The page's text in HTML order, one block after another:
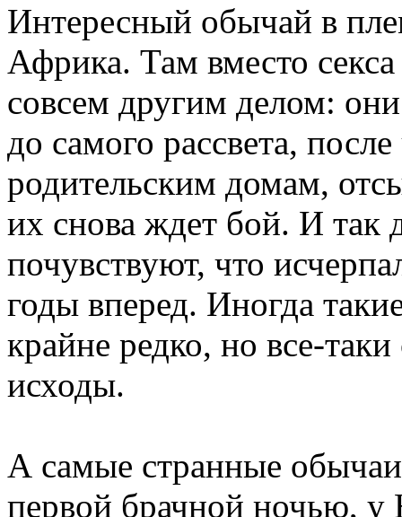
Интересный обычай в
Африка. Там вместо
совсем другим делом:
до самого рассвета,
родительским домам,
их снова ждет бой. И так
почувствуют, что
годы вперед. Иногда
крайне редко, но все-
исходы.
А самые странные
первой брачной ночью, у